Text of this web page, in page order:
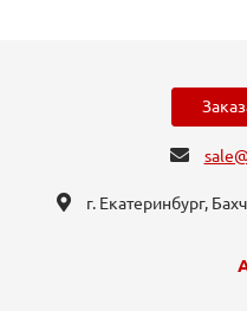
г. Екатеринбург,